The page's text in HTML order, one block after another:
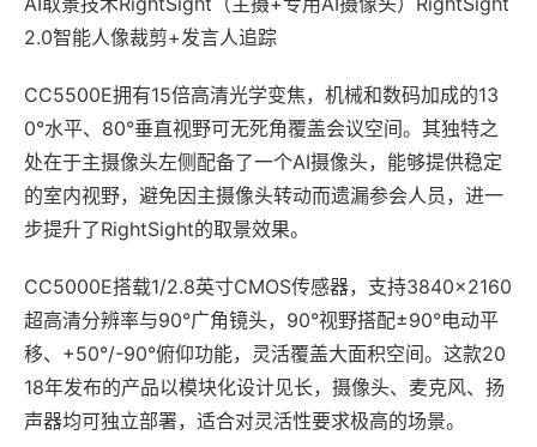
2.0智能人像裁剪+发言人追踪
CC5500E拥有15倍高清光学变焦，机械和数码加成的13
0°水平、80°垂直视野可无死角覆盖会议空间。其独特之
处在于主摄像头左侧配备了一个AI摄像头，能够提供稳定
的室内视野，避免因主摄像头转动而遗漏参会人员，进一
步提升了RightSight的取景效果。
CC5000E搭载1/2.8英寸CMOS传感器，支持3840×2160
超高清分辨率与90°广角镜头，90°视野搭配±90°电动平
移、+50°/-90°俯仰功能，灵活覆盖大面积空间。这款20
18年发布的产品以模块化设计见长，摄像头、麦克风、扬
声器均可独立部署，适合对灵活性要求极高的场景。